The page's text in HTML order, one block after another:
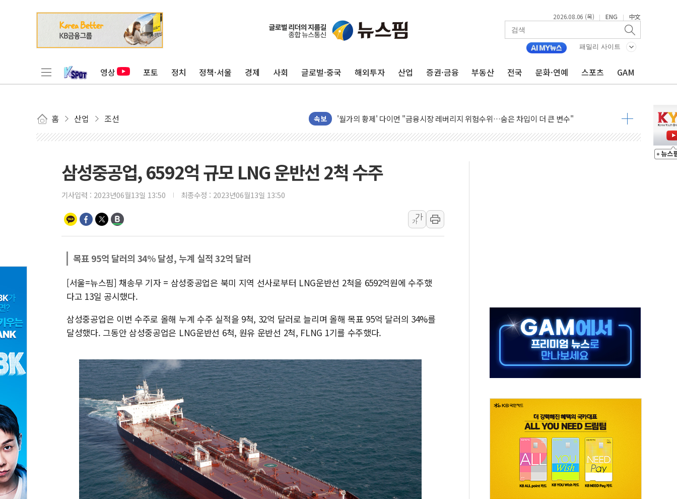
2026.08.06 (목) | ENG | 中文
패밀리 사이트
영상 포토 정치 정책·서울 경제 사회 글로벌·중국 해외투자 산업 증권·금융 부동산 전국 문화·연예 스포츠 GAM
홈 산업 조선 속보
[인도증시] 중동 긴장 완화에 실적 호조까지, 상승...호실적 보고 기업 상승세 뚜렷
러, 1인칭시점 드론으로 우크라 민간인 '사파리' 공격… 시민들 공포감 극대화 전략
'월가의 황제' 다이먼 "금융시장 레버리지 위험수위…숨은 차입이 더 큰 변수"
양주 섬유염색공장서 화재 1명 중상…대응 1단계 진압 중
해군 1함대 창설 80주년…지역과 함께하는 '선봉'의 대민 봉사
[3보] 북, 원산서 동해로 단거리 탄도미사일 1발 발사… 올해 10번째·42일 만 도발
동해해경, 독도 해상서 부유물 감긴 어선 구조
주한미군 "오산기지 누출, 백린 아닌 무해한 표면 부식 물질"
구미 폐염산처리업체서 불 2시간30여분만에 진화...외국인 노동자 숨져
[코인 시황] 비트코인, ETF 자금 유입에도 박스권…美 암호화폐 법안 처리 여부도 변수
강원·전라권 폭염중대경보 확대…온열질환자 2665명·사망 23명
빚투·레버리지 줄었지만, 반도체 두 종목에 코스피 '휘청'
양주 가전제품 창고서 화재…차량 3대·건물 1동 전소
삼성중공업, 6592억 규모 LNG 운반선 2척 수주
기사입력 : 2023년06월13일 13:50 최종수정 : 2023년06월13일 13:50
가
가
목표 95억 달러의 34% 달성, 누계 실적 32억 달러
[서울=뉴스핌] 채송무 기자 = 삼성중공업은 북미 지역 선사로부터 LNG운반선 2척을 6592억원에 수주했
다고 13일 공시했다.
삼성중공업은 이번 수주로 올해 누계 수주 실적을 9척, 32억 달러로 늘리며 올해 목표 95억 달러의 34%를
달성했다. 그동안 삼성중공업은 LNG운반선 6척, 원유 운반선 2척, FLNG 1기를 수주했다.